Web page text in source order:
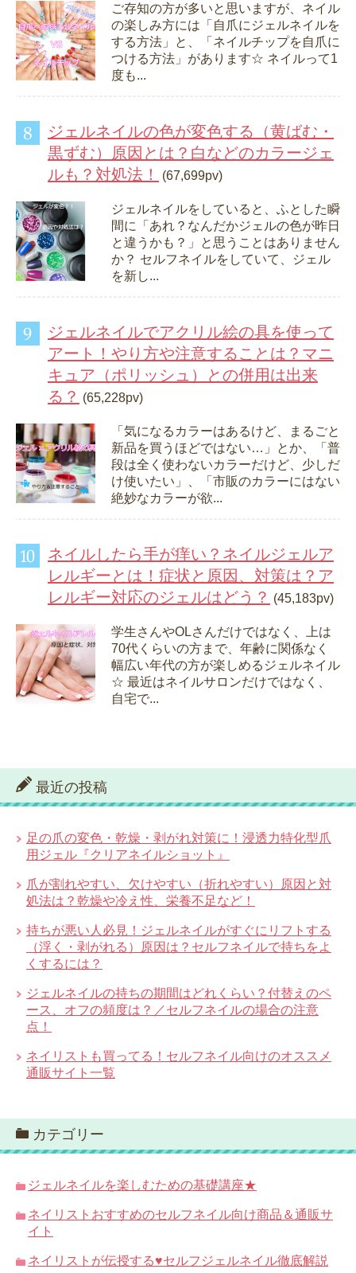
ご存知の方が多いと思いますが、ネイル
の楽しみ方には「自爪にジェルネイルを
する方法」と、「ネイルチップを自爪に
つける方法」があります☆ ネイルって1
度も...
ジェルネイルの色が変色する（黄ばむ・
黒ずむ）原因とは？白などのカラージェ
ルも？対処法！
(67,699pv)
ジェルネイルをしていると、ふとした瞬
間に「あれ？なんだかジェルの色が昨日
と違うかも？」と思うことはありません
か？ セルフネイルをしていて、ジェル
を新し...
ジェルネイルでアクリル絵の具を使って
アート！やり方や注意することは？マニ
キュア（ポリッシュ）との併用は出来
る？ (65,228pv)
「気になるカラーはあるけど、まるごと
新品を買うほどではない…」とか、「普
段は全く使わないカラーだけど、少しだ
け使いたい」、「市販のカラーにはない
絶妙なカラーが欲...
ネイルしたら手が痒い？ネイルジェルア
レルギーとは！症状と原因、対策は？ア
レルギー対応のジェルはどう？ (45,183pv)
学生さんやOLさんだけではなく、上は
70代くらいの方まで、年齢に関係なく
幅広い年代の方が楽しめるジェルネイル
☆ 最近はネイルサロンだけではなく、
自宅で...
最近の投稿
足の爪の変色・乾燥・剥がれ対策に！浸透力特化型爪
用ジェル『クリアネイルショット』
爪が割れやすい、欠けやすい（折れやすい）原因と対
処法は？乾燥や冷え性、栄養不足など！
持ちが悪い人必見！ジェルネイルがすぐにリフトする
（浮く・剥がれる）原因は？セルフネイルで持ちをよ
くするには？
ジェルネイルの持ちの期間はどれくらい？付替えのペ
ース、オフの頻度は？／セルフネイルの場合の注意
点！
ネイリストも買ってる！セルフネイル向けのオススメ
通販サイト一覧
カテゴリー
ジェルネイルを楽しむための基礎講座★
ネイリストおすすめのセルフネイル向け商品＆通販サ
イト
ネイリストが伝授する♥セルフジェルネイル徹底解説